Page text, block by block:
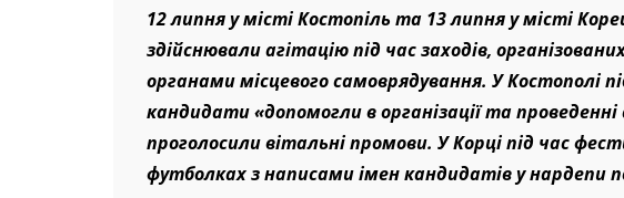
12 липня у місті Костопіль та 13 липня у місті
здійснювали агітацію під час заходів,
органами місцевого самоврядування. У Костополі
кандидати «допомогли в організації та
проголосили вітальні промови. У Корці під час
футболках з написами імен кандидатів у нардепи